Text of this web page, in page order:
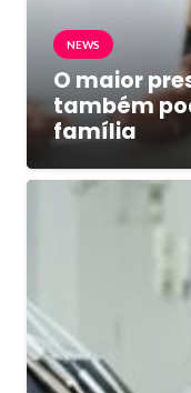
NEWS
O maior
também
família